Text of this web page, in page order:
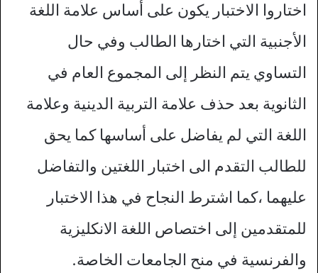
اختاروا الاختبار يكون على أساس علامة اللغة
الأجنبية التي اختارها الطالب وفي حال
التساوي يتم النظر إلى المجموع العام في
الثانوية بعد حذف علامة التربية الدينية وعلامة
اللغة التي لم يفاضل على أساسها كما يحق
للطالب التقدم الى اختبار اللغتين والتفاضل
عليهما ،كما اشترط النجاح في هذا الاختبار
للمتقدمين إلى اختصاص اللغة الانكليزية
والفرنسية في منح الجامعات الخاصة.